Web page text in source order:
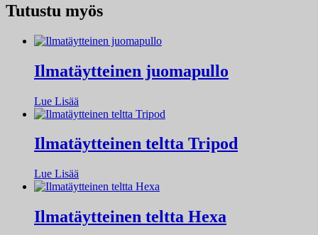
Tutustu myös
Ilmatäytteinen juomapullo
Lue Lisää
Ilmatäytteinen teltta Tripod
Lue Lisää
Ilmatäytteinen teltta Hexa